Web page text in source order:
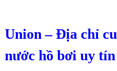
Union – Địa chỉ
nước hồ bơi uy tín